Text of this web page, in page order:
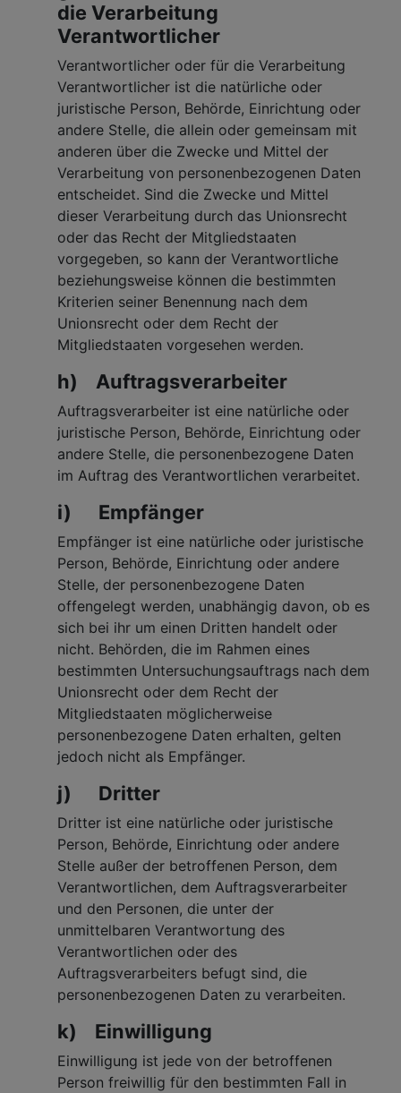
die Verarbeitung
Verantwortlicher
Verantwortlicher oder für die Verarbeitung
Verantwortlicher ist die natürliche oder
juristische Person, Behörde, Einrichtung oder
andere Stelle, die allein oder gemeinsam mit
anderen über die Zwecke und Mittel der
Verarbeitung von personenbezogenen Daten
entscheidet. Sind die Zwecke und Mittel
dieser Verarbeitung durch das Unionsrecht
oder das Recht der Mitgliedstaaten
vorgegeben, so kann der Verantwortliche
beziehungsweise können die bestimmten
Kriterien seiner Benennung nach dem
Unionsrecht oder dem Recht der
Mitgliedstaaten vorgesehen werden.
h) Auftragsverarbeiter
Auftragsverarbeiter ist eine natürliche oder
juristische Person, Behörde, Einrichtung oder
andere Stelle, die personenbezogene Daten
im Auftrag des Verantwortlichen verarbeitet.
i) Empfänger
Empfänger ist eine natürliche oder juristische
Person, Behörde, Einrichtung oder andere
Stelle, der personenbezogene Daten
offengelegt werden, unabhängig davon, ob es
sich bei ihr um einen Dritten handelt oder
nicht. Behörden, die im Rahmen eines
bestimmten Untersuchungsauftrags nach dem
Unionsrecht oder dem Recht der
Mitgliedstaaten möglicherweise
personenbezogene Daten erhalten, gelten
jedoch nicht als Empfänger.
j) Dritter
Dritter ist eine natürliche oder juristische
Person, Behörde, Einrichtung oder andere
Stelle außer der betroffenen Person, dem
Verantwortlichen, dem Auftragsverarbeiter
und den Personen, die unter der
unmittelbaren Verantwortung des
Verantwortlichen oder des
Auftragsverarbeiters befugt sind, die
personenbezogenen Daten zu verarbeiten.
k) Einwilligung
Einwilligung ist jede von der betroffenen
Person freiwillig für den bestimmten Fall in